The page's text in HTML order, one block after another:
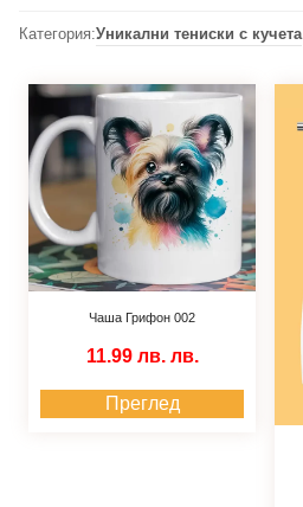
Категория:Уникални тениски с кучета
Чаша Грифон 002
11.99 лв. лв.
Преглед